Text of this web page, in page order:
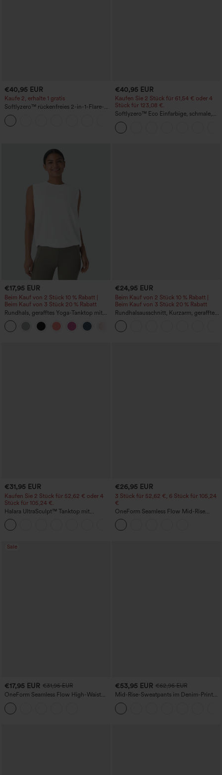
€40,95 EUR
Kaufe 2, erhalte 1 gratis
Softlyzero™ rückenfreies 2-in-1-Flare-
Trainingskleid – Wannabe – Easy Peezy
€40,95 EUR
Kaufen Sie 2 Stück für 61,54 € oder 4
Stück für 123,08 €.
Softlyzero™ Eco Einfarbige, schmale,
hoch taillierte Wanderhose mit
mehreren Taschen
€17,95 EUR
Beim Kauf von 2 Stück 10 % Rabatt |
Beim Kauf von 3 Stück 20 % Rabatt
Rundhals, gerafftes Yoga-Tanktop mit
Cool-Touch-Effekt – UPF50+
€24,95 EUR
Beim Kauf von 2 Stück 10 % Rabatt |
Beim Kauf von 3 Stück 20 % Rabatt
Rundhalsausschnitt, Kurzarm, gerafftes
Cool-Touch Yoga-Sporttop - UPF50+
€31,95 EUR
Kaufen Sie 2 Stück für 52,62 € oder 4
Stück für 105,24 €.
Halara UltraSculpt™ Tanktop mit
Rundhalsausschnitt und
geschwungenem Saum
€26,95 EUR
3 Stück für 52,62 €, 6 Stück für 105,24
€
OneForm Seamless Flow Mid-Rise
Yoga-Leggings - mittelhoher Bund,
bauchformend und mit Po-Lifting-
Effekt
Sale
€17,95 EUR €31,95 EUR
OneForm Seamless Flow High-Waist
Yogaleggings – nahtlos, mit hoher
Taille, bauchformend und mit
Hebeeffekt für den Po
€53,95 EUR €62,95 EUR
Mid-Rise-Sweatpants im Denim-Print
aus French Terry, lässig, mit Taschen